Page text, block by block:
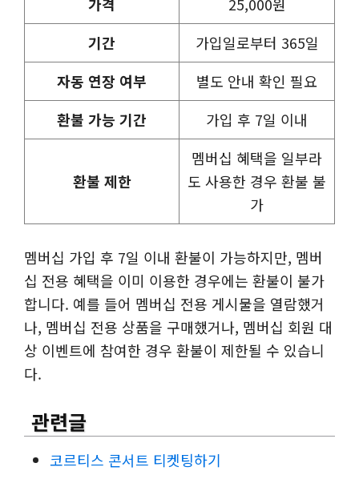
기간
가입일로부터 365일
자동 연장 여부
별도 안내 확인 필요
환불 가능 기간
가입 후 7일 이내
환불 제한
멤버십 혜택을 일부라
도 사용한 경우 환불 불
가
멤버십 가입 후 7일 이내 환불이 가능하지만, 멤버
십 전용 혜택을 이미 이용한 경우에는 환불이 불가
합니다. 예를 들어 멤버십 전용 게시물을 열람했거
나, 멤버십 전용 상품을 구매했거나, 멤버십 회원 대
상 이벤트에 참여한 경우 환불이 제한될 수 있습니
다.
관련글
코르티스 콘서트 티켓팅하기